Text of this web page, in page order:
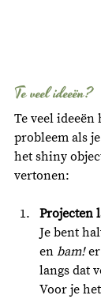
Te veel ideeën?
Te veel ideeën
probleem als
het shiny
vertonen:
Projecten
Je bent
en bam! er
langs dat
Voor je